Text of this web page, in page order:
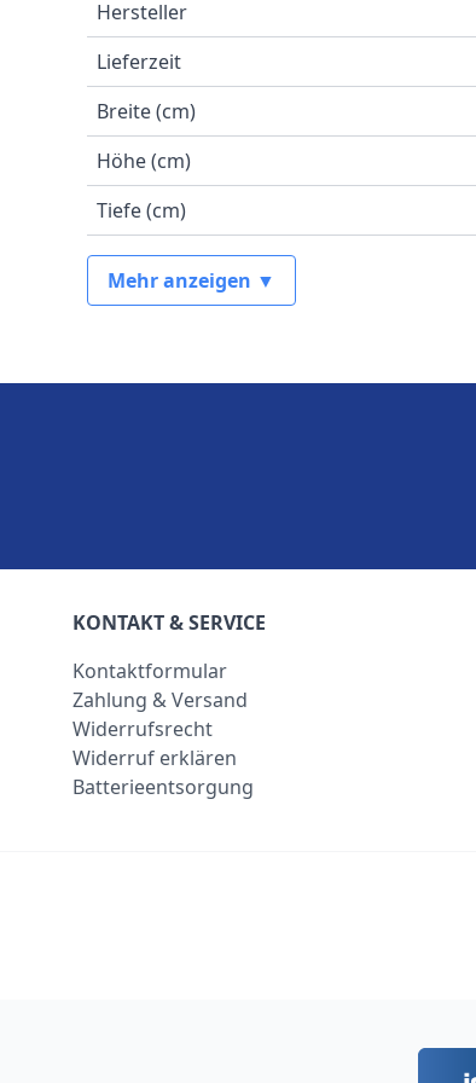
Hersteller
Lieferzeit
Breite (cm)
Höhe (cm)
Tiefe (cm)
Mehr anzeigen ▼
KONTAKT & SERVICE
Kontaktformular
Zahlung & Versand
Widerrufsrecht
Widerruf erklären
Batterieentsorgung